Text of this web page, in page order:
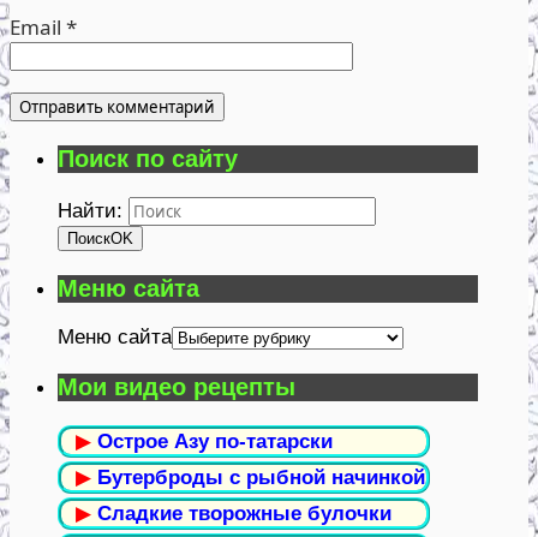
Email *
Поиск по сайту
Найти:
ПоискOK
Меню сайта
Меню сайта
Мои видео рецепты
▶ Острое Азу по-татарски
▶ Бутерброды с рыбной начинкой
▶ Сладкие творожные булочки